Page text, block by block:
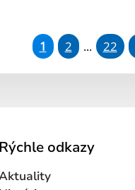
1 2 ... 22
Rýchle odkazy